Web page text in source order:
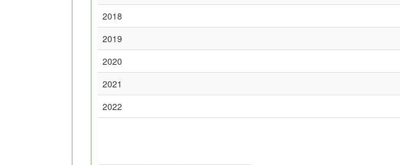
2018
2019
2020
2021
2022